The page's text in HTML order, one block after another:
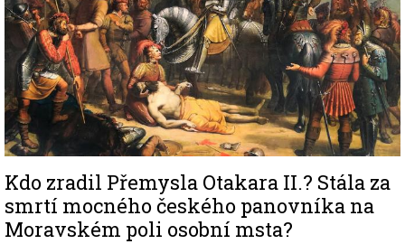
Kdo zradil Přemysla Otakara II.? Stála za
smrtí mocného českého panovníka na
Moravském poli osobní msta?